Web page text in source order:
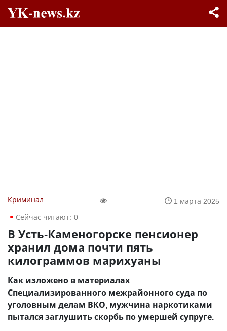
Криминал
1 марта 2025
Сейчас читают: 0
В Усть-Каменогорске пенсионер
хранил дома почти пять
килограммов марихуаны
Как изложено в материалах
Специализированного межрайонного суда по
уголовным делам ВКО, мужчина наркотиками
пытался заглушить скорбь по умершей супруге.